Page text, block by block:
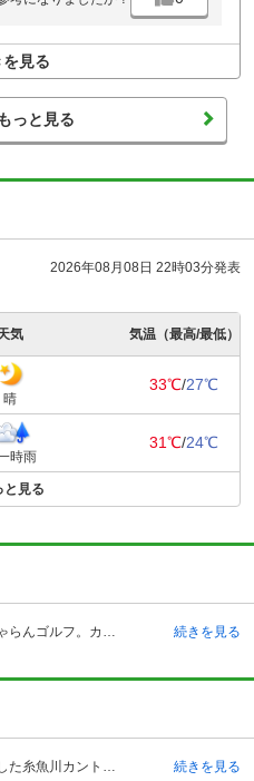
見る
っと見る
2026年08月08日 22時03分発表
気 気温（最高/最低）
晴
33℃/27℃
時雨
31℃/24℃
と見る
糸魚川カントリークラブの予約ならじゃらんゴルフ。カートの有無や利用税、キャンセル料、ナイター設備、駐車場などのコース情報はもちろん、口コミ、フォトギャラリーなどコースの難易度や攻略に役立つ情報充実、予約する度にポイントが貯まるのでお得にゴルフをお楽しみ頂けます。 糸魚川カントリークラブは雄大な北アルプスを望みながらプレーを楽しめるゴルフ場で、毎年いくつかの大きなコンペが行われています。車でのアクセスは、北陸自動車道の糸魚川インターチェンジでより約8分、電車利用の場合はJR北陸本線糸魚川駅よりタクシーで約15分です。「美山ゴルフ練習場」という練習場が隣接されていますので、プレーの前に軽くウォーミングアップできるのがうれしいですね。糸魚川の名物というと、「ブラック焼きそば」。新潟県産のイカとイカスミに中華麺を合わせた個性豊かな焼きそばは、ご当地のB級グルメとして話題です。近くに温泉もありますので、プレーの後はゆっくりと疲れた身体を癒し、汗とともに日々の疲れを洗い流してください。 続きを見る
佐藤工業（監修：金井清一氏）が設計した糸魚川カントリークラブのコースは、18ホールの2コースで構成された、かなりフラットで比較的プレーしやすいコースです。戦略も立てやすいですが、各ホールの距離が比較的短いので、正確に方向を定めたショットが重要になります。パー4のホールが多く、中にはパー3のホールもちらほらありますので、スコアをまとめるにはそれなりのテクニックを要します。ほとんどのホールが見通しがよく、飛距離と方向をミスしなければある程度攻略しやすいですが、14番ホールは樹木の間をすりぬける形になりますので、しっかりとまっすぐ打たないと、木に引っかかってしまいますので気をつけたいところです。18番ホールはバンカーに注意したいコースとなっています。 続きを見る